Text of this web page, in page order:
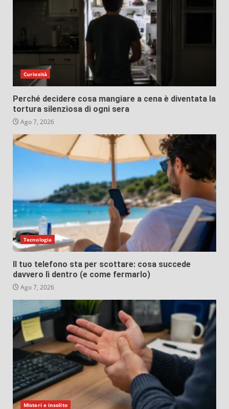
Curiosità
Perché decidere cosa mangiare a cena è diventata la
tortura silenziosa di ogni sera
Ago 7, 2026
Tecnologia
Il tuo telefono sta per scottare: cosa succede
davvero lì dentro (e come fermarlo)
Ago 7, 2026
Misteri e insolito